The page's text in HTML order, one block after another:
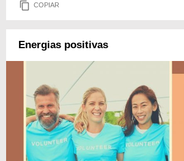
COPIAR
Energias positivas